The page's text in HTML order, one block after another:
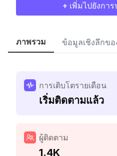
+ เพิ่มไปยังกา
ภาพรวม ข้อมูลเชิงลึกขอ
การเติบโตรายเดือน
เริ่มติดตามแล้ว
ผู้ติดตาม
1.4K